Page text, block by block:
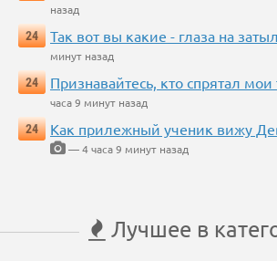
назад
24
Так вот вы какие - глаза на
минут назад
24
Признавайтесь, кто спрятал мои
часа 9 минут назад
24
Как прилежный ученик вижу
— 4 часа 9 минут назад
Лучшее в